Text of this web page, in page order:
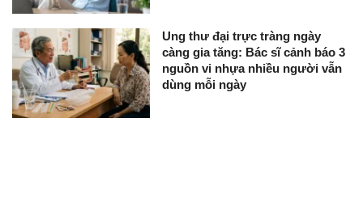
Ung thư đại trực tràng ngày
càng gia tăng: Bác sĩ cảnh báo 3
nguồn vi nhựa nhiều người vẫn
dùng mỗi ngày